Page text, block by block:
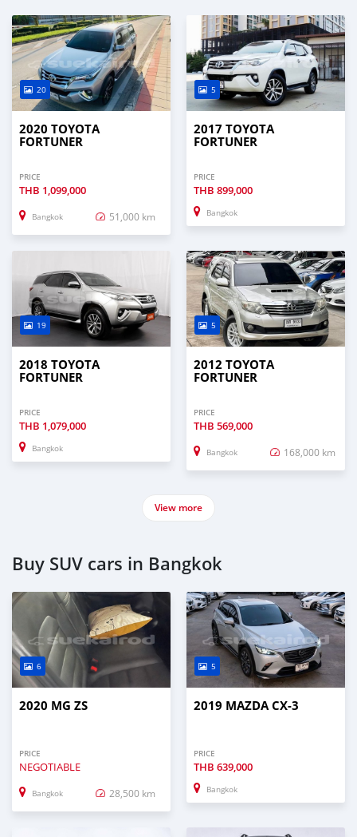
20
2020 TOYOTA
FORTUNER
PRICE
THB 1,099,000
Bangkok 51,000 km
5
2017 TOYOTA
FORTUNER
PRICE
THB 899,000
Bangkok
19
2018 TOYOTA
FORTUNER
PRICE
THB 1,079,000
Bangkok
5
2012 TOYOTA
FORTUNER
PRICE
THB 569,000
Bangkok 168,000 km
View more
Buy SUV cars in Bangkok
6
2020 MG ZS
PRICE
NEGOTIABLE
Bangkok 28,500 km
5
2019 MAZDA CX-3
PRICE
THB 639,000
Bangkok